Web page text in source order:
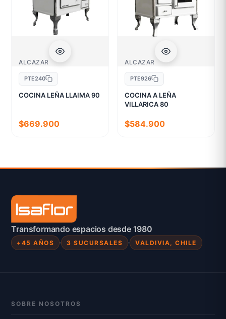
ALCAZAR
PTE240
COCINA LEÑA LLAIMA 90
$669.900
ALCAZAR
PTE926
COCINA A LEÑA
VILLARICA 80
$584.900
Transformando espacios desde 1980
+45 AÑOS 3 SUCURSALES VALDIVIA, CHILE
SOBRE NOSOTROS